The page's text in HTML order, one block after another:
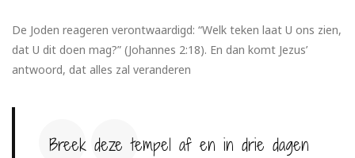
De Joden reageren verontwaardigd: “Welk teken laat U ons zien,
dat U dit doen mag?” (Johannes 2:18). En dan komt Jezus’
antwoord, dat alles zal veranderen
Breek deze tempel af en in drie dagen